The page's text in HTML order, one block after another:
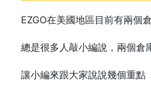
EZGO在美國地區目前有兩個
總是很多人敲小編說，兩個倉
讓小編來跟大家說說幾個重點